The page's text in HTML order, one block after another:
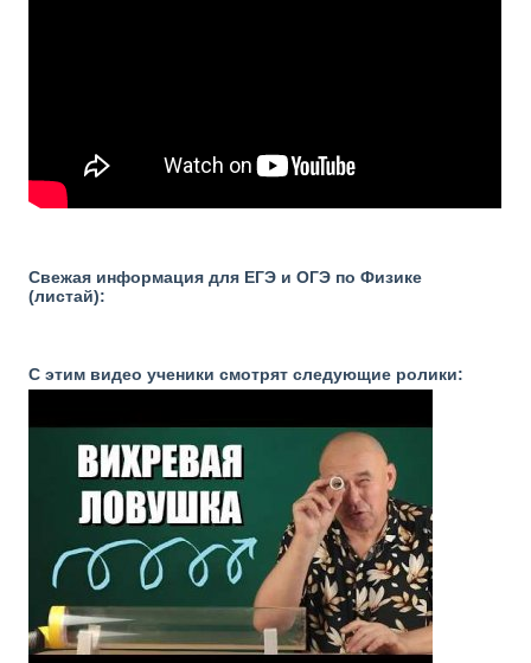
Свежая информация для ЕГЭ и ОГЭ по Физике
(листай):
С этим видео ученики смотрят следующие ролики: